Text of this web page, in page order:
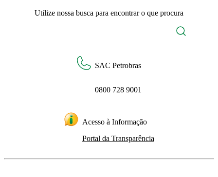
Utilize nossa busca para encontrar o que procura
SAC Petrobras
0800 728 9001
Acesso à Informação
Portal da Transparência